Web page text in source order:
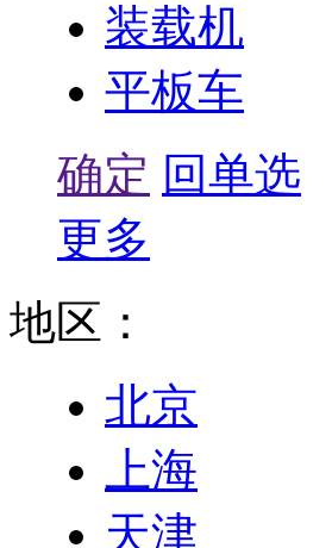
装载机
平板车
确定 回单选
更多
地区：
北京
上海
天津